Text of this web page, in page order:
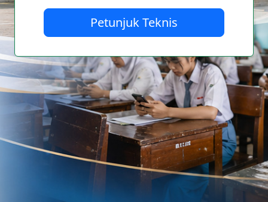
Petunjuk Teknis